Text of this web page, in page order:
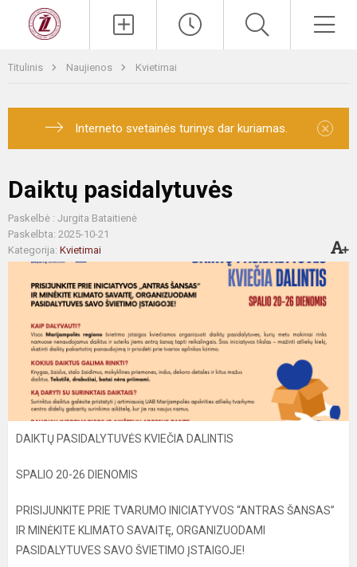
Titulinis Naujienos Kvietimai
Interneto svetainės turinys dar kuriamas. ×
Daiktų pasidalytuvės
Paskelbė : Jurgita Bataitienė
Paskelbta: 2025-10-21
Kategorija: Kvietimai
DAIKTŲ PASIDALYTUVĖS KVIEČIA DALINTIS
SPALIO 20-26 DIENOMIS
PRISIJUNKITE PRIE TVARUMO INICIATYVOS “ANTRAS ŠANSAS”
IR MINĖKITE KLIMATO SAVAITĘ, ORGANIZUODAMI
PASIDALYTUVES SAVO ŠVIETIMO ĮSTAIGOJE!